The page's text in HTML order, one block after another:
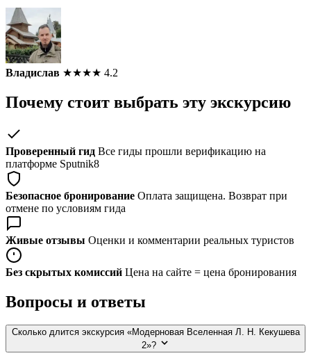
Владислав ★★★★ 4.2
Почему стоит выбрать эту экскурсию
Проверенный гид Все гиды прошли верификацию на
платформе Sputnik8
Безопасное бронирование Оплата защищена. Возврат при
отмене по условиям гида
Живые отзывы Оценки и комментарии реальных туристов
Без скрытых комиссий Цена на сайте = цена бронирования
Вопросы и ответы
Сколько длится экскурсия «Модерновая Вселенная Л. Н. Кекушева
2»?